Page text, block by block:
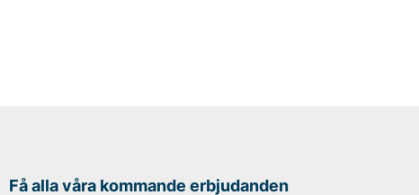
Få alla våra kommande erbjudanden